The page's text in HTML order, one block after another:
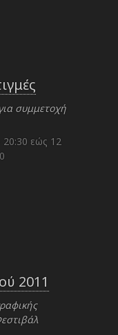
συμμετοχή
20:30 εώς 12
2011